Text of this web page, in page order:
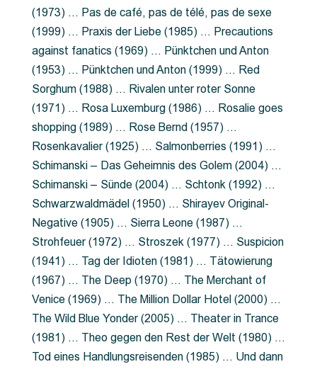
(1973) … Pas de café, pas de télé, pas de sexe
(1999) … Praxis der Liebe (1985) … Precautions
against fanatics (1969) … Pünktchen und Anton
(1953) … Pünktchen und Anton (1999) … Red
Sorghum (1988) … Rivalen unter roter Sonne
(1971) … Rosa Luxemburg (1986) … Rosalie goes
shopping (1989) … Rose Bernd (1957) …
Rosenkavalier (1925) … Salmonberries (1991) …
Schimanski – Das Geheimnis des Golem (2004) …
Schimanski – Sünde (2004) … Schtonk (1992) …
Schwarzwaldmädel (1950) … Shirayev Original-
Negative (1905) … Sierra Leone (1987) …
Strohfeuer (1972) … Stroszek (1977) … Suspicion
(1941) … Tag der Idioten (1981) … Tätowierung
(1967) … The Deep (1970) … The Merchant of
Venice (1969) … The Million Dollar Hotel (2000) …
The Wild Blue Yonder (2005) … Theater in Trance
(1981) … Theo gegen den Rest der Welt (1980) …
Tod eines Handlungsreisenden (1985) … Und dann